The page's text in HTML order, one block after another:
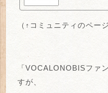
（↑コミュニティのペー
「VOCALONOBISファ
すが、